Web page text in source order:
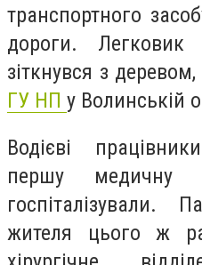
транспортного
дороги.
зіткнувся з
ГУ НП у Волинській
Водієві
першу медичну
госпіталізували.
жителя цього ж